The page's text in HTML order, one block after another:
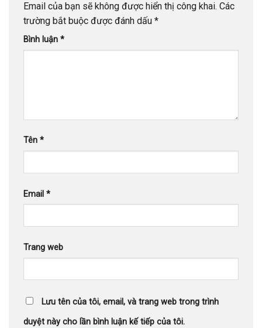
Email của bạn sẽ không được hiển thị công khai. Các
trường bắt buộc được đánh dấu *
Bình luận *
Tên *
Email *
Trang web
Lưu tên của tôi, email, và trang web trong trình
duyệt này cho lần bình luận kế tiếp của tôi.